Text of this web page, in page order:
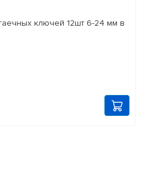
ключей 12шт 6-24 мм в